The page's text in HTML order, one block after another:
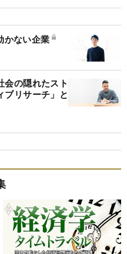
かない企業
会の隠れたスト
ブリサーチ」と